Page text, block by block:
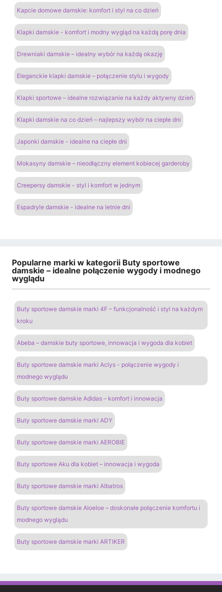
Kapcie domowe damskie: komfort i styl na co dzień
Klapki damskie - komfort i modny wygląd na każdą porę dnia
Drewniaki damskie – idealny wybór na każdą okazję
Eleganckie klapki damskie – połączenie stylu i wygody
Klapki sportowe – idealne rozwiązanie na każdy aktywny dzień
Klapki damskie na co dzień – najlepszy wybór na ciepłe dni
Japonki damskie - idealne na ciepłe dni
Mokasyny damskie – nieodłączny element kobiecej garderoby
Creepersy damskie - styl i komfort w jednym
Espadryle damskie - idealne na letnie dni
Popularne marki w kategorii Buty sportowe
damskie – idealne połączenie wygody i modnego
wyglądu
Buty sportowe damskie marki 4F – funkcjonalność i styl na każdym
kroku
Abeba – damskie buty sportowe, innowacja i wygoda dla kobiet
Buty sportowe damskie marki Aclys - połączenie wygody i
modnego wyglądu
Buty sportowe damskie Adidas – komfort i innowacja
Buty sportowe damskie marki ADY
Buty sportowe damskie marki AEROBIE
Buty sportowe Aku dla kobiet – innowacja i wygoda
Buty sportowe damskie marki Albatros
Buty sportowe damskie Aloeloe – doskonałe połączenie komfortu i
modnego wyglądu
Buty sportowe damskie marki ARTIKER